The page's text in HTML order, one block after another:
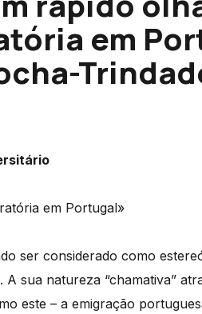
em
em Portugal»
ser considerado como
sua natureza “chamativa”
este – a emigração